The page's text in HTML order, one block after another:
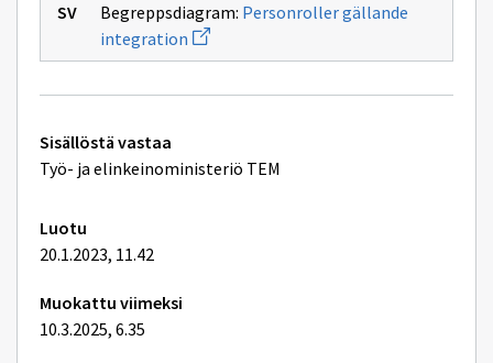
Begreppsdiagram: Personroller gällande
integration Avaa
uuden
ikkunan
Tekniset
lisätiedot
Sisällöstä vastaa
Työ- ja elinkeinoministeriö TEM
Luotu
20.1.2023, 11.42
Muokattu viimeksi
10.3.2025, 6.35